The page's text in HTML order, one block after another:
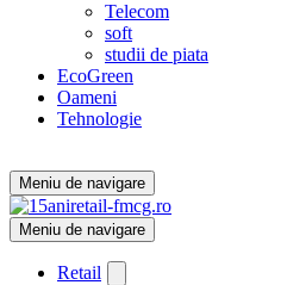
Telecom
soft
studii de piata
EcoGreen
Oameni
Tehnologie
Meniu de navigare
Meniu de navigare
Retail